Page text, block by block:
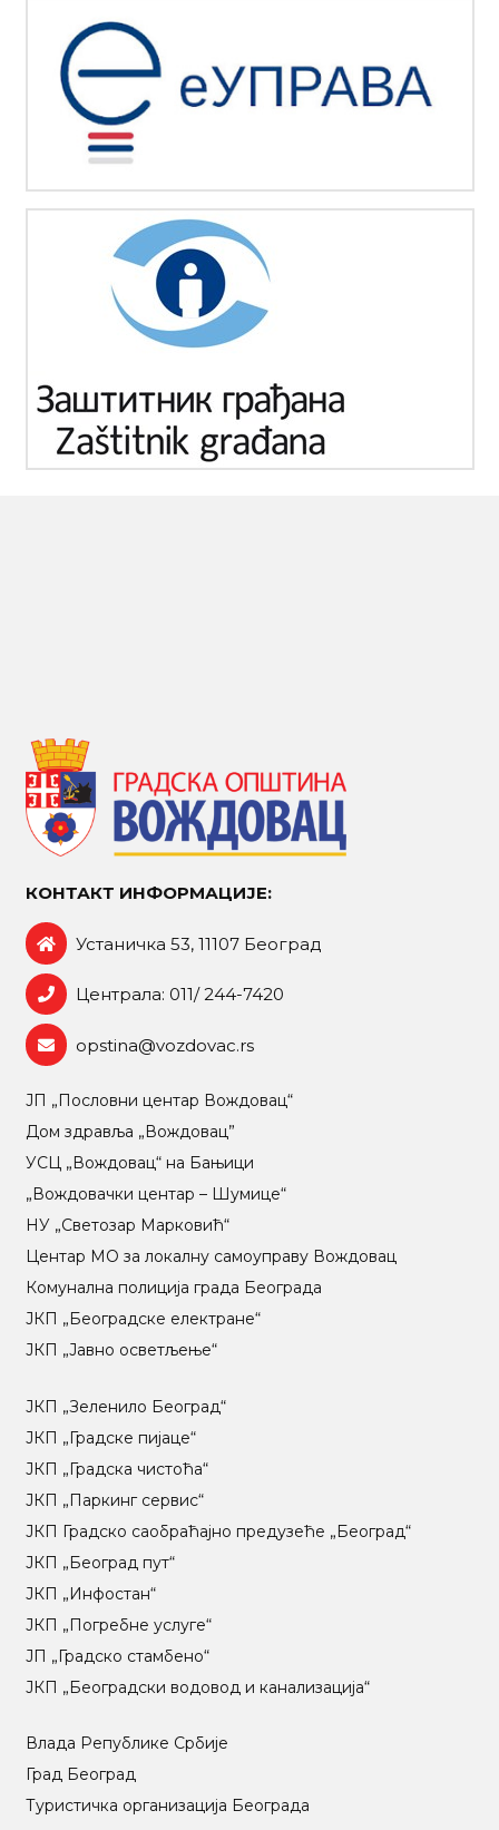
КОНТАКТ ИНФОРМАЦИЈЕ:
Устаничка 53, 11107 Београд
Централа: 011/ 244-7420
opstina@vozdovac.rs
ЈП „Пословни центар Вождовац“
Дом здравља „Вождовац”
УСЦ „Вождовац“ на Бањици
„Вождовачки центар – Шумице“
НУ „Светозар Марковић“
Центар МO за локалну самоуправу Вождовац
Комунална полиција града Београда
ЈКП „Београдске електране“
ЈКП „Јавно осветљење“
ЈКП „Зеленило Београд“
ЈКП „Градске пијаце“
ЈКП „Градска чистоћа“
ЈКП „Паркинг сервис“
ЈКП Градско саобраћајно предузеће „Београд“
ЈКП „Београд пут“
ЈКП „Инфостан“
ЈКП „Погребне услуге“
ЈП „Градско стамбено“
ЈКП „Београдски водовод и канализација“
Влада Републике Србије
Град Београд
Туристичка организација Београда